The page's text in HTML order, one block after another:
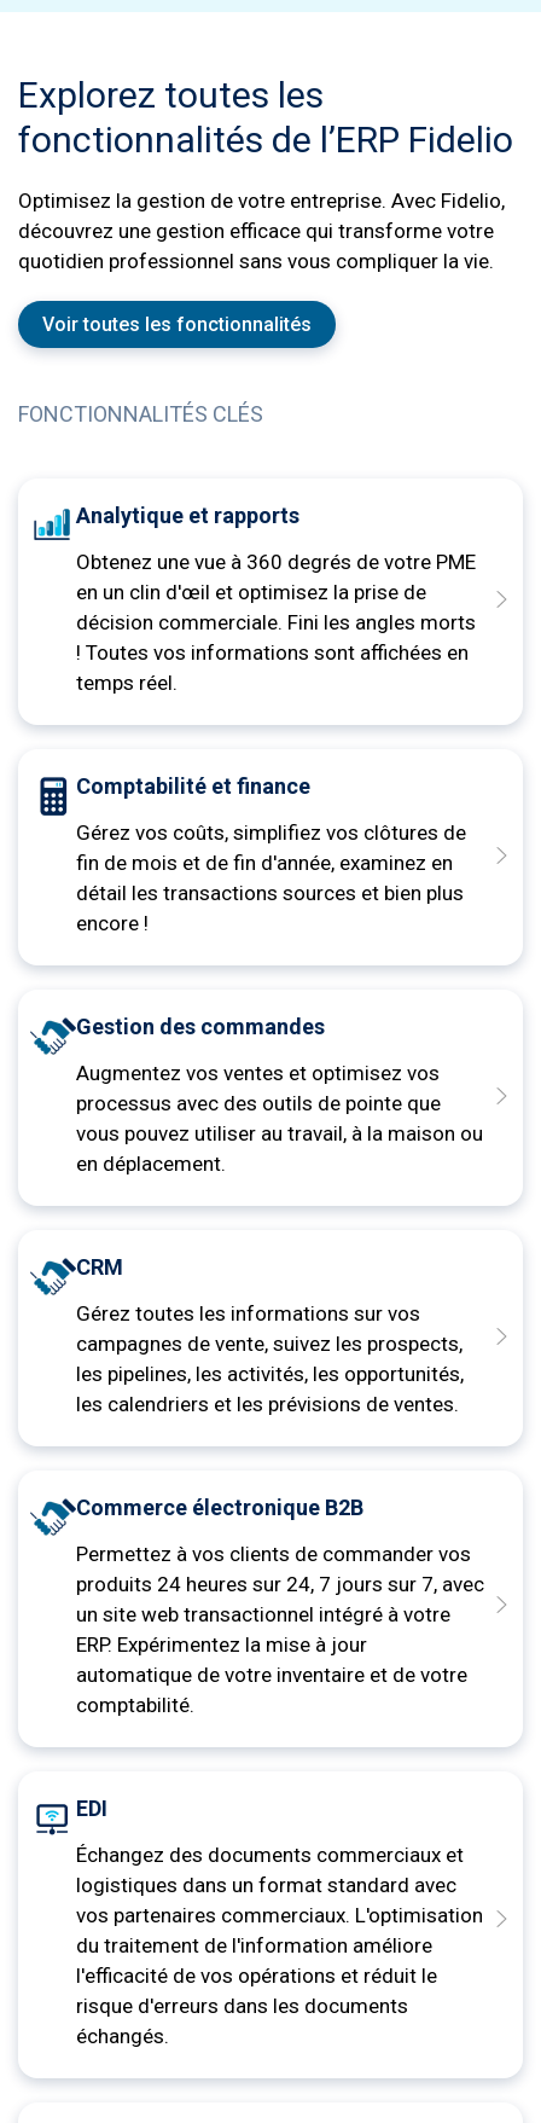
Explorez toutes les
fonctionnalités de l’ERP Fidelio
Optimisez la gestion de votre entreprise. Avec Fidelio,
découvrez une gestion efficace qui transforme votre
quotidien professionnel sans vous compliquer la vie.
Voir toutes les fonctionnalités
FONCTIONNALITÉS CLÉS
Analytique et rapports
Obtenez une vue à 360 degrés de votre PME
en un clin d'œil et optimisez la prise de
décision commerciale. Fini les angles morts
! Toutes vos informations sont affichées en
temps réel.
Comptabilité et finance
Gérez vos coûts, simplifiez vos clôtures de
fin de mois et de fin d'année, examinez en
détail les transactions sources et bien plus
encore !
Gestion des commandes
Augmentez vos ventes et optimisez vos
processus avec des outils de pointe que
vous pouvez utiliser au travail, à la maison ou
en déplacement.
CRM
Gérez toutes les informations sur vos
campagnes de vente, suivez les prospects,
les pipelines, les activités, les opportunités,
les calendriers et les prévisions de ventes.
Commerce électronique B2B
Permettez à vos clients de commander vos
produits 24 heures sur 24, 7 jours sur 7, avec
un site web transactionnel intégré à votre
ERP. Expérimentez la mise à jour
automatique de votre inventaire et de votre
comptabilité.
EDI
Échangez des documents commerciaux et
logistiques dans un format standard avec
vos partenaires commerciaux. L'optimisation
du traitement de l'information améliore
l'efficacité de vos opérations et réduit le
risque d'erreurs dans les documents
échangés.